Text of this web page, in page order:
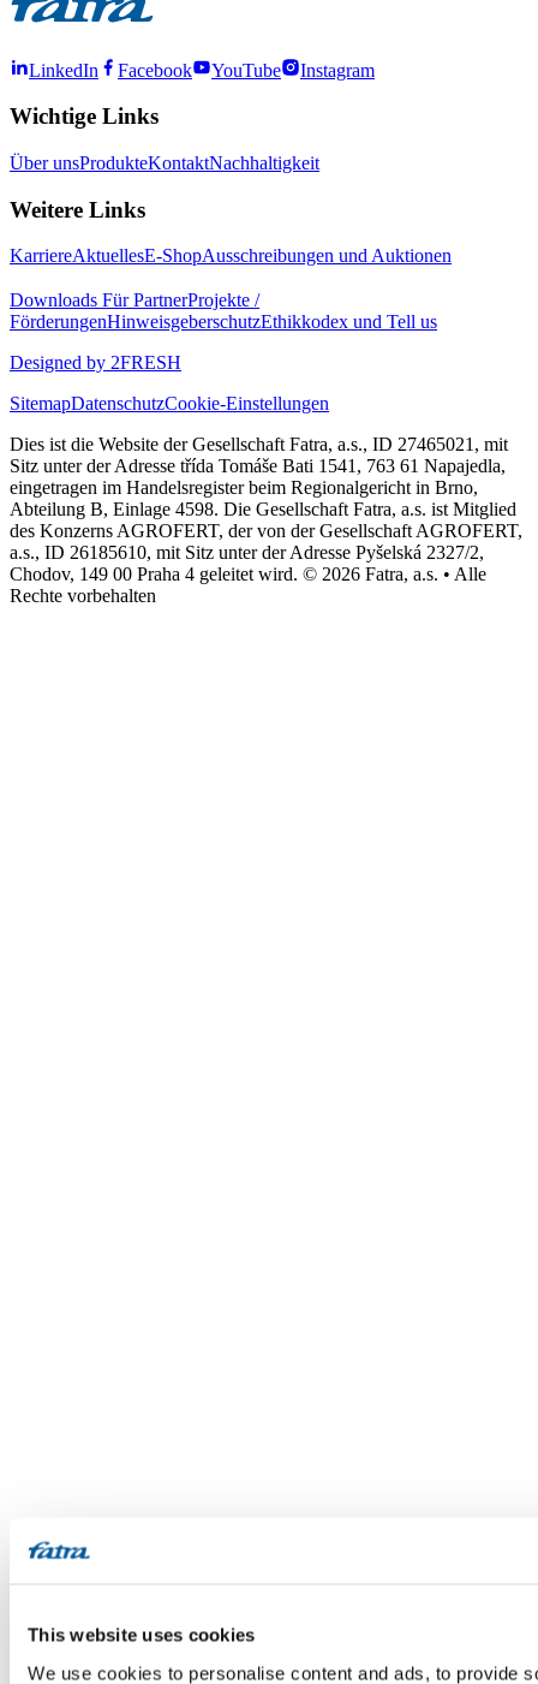
This website uses cookies
We use cookies to personalise content and ads, to provide
LinkedIn Facebook YouTube Instagram
Wichtige Links
Über unsProdukteKontaktNachhaltigkeit
Weitere Links
KarriereAktuellesE-ShopAusschreibungen und Auktionen
Downloads Für PartnerProjekte /
FörderungenHinweisgeberschutzEthikkodex und Tell us
Designed by 2FRESH
SitemapDatenschutzCookie-Einstellungen
Dies ist die Website der Gesellschaft Fatra, a.s., ID 27465021, mit
Sitz unter der Adresse třída Tomáše Bati 1541, 763 61 Napajedla,
eingetragen im Handelsregister beim Regionalgericht in Brno,
Abteilung B, Einlage 4598. Die Gesellschaft Fatra, a.s. ist Mitglied
des Konzerns AGROFERT, der von der Gesellschaft AGROFERT,
a.s., ID 26185610, mit Sitz unter der Adresse Pyšelská 2327/2,
Chodov, 149 00 Praha 4 geleitet wird. © 2026 Fatra, a.s. • Alle
Rechte vorbehalten